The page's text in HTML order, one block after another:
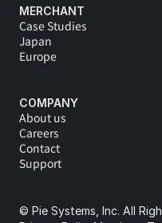
MERCHANT
Case Studies
Japan
Europe
COMPANY
About us
Careers
Contact
Support
© Pie Systems, Inc. All